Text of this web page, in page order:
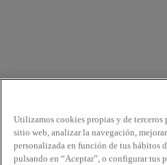
Utilizamos cookies propias y de
sitio web, analizar la navegación,
personalizada en función de tus hábitos
pulsando en “Aceptar”, o configurar tus